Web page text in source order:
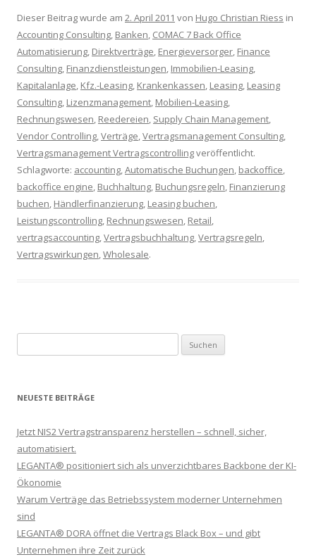
Dieser Beitrag wurde am 2. April 2011 von Hugo Christian Riess in
Accounting Consulting, Banken, COMAC 7 Back Office
Automatisierung, Direktverträge, Energieversorger, Finance
Consulting, Finanzdienstleistungen, Immobilien-Leasing,
Kapitalanlage, Kfz.-Leasing, Krankenkassen, Leasing, Leasing
Consulting, Lizenzmanagement, Mobilien-Leasing,
Rechnungswesen, Reedereien, Supply Chain Management,
Vendor Controlling,Verträge,Vertragsmanagement Consulting,
Vertragsmanagement Vertragscontrollingveröffentlicht.
Schlagworte: accounting,Automatische Buchungen, backoffice,
backoffice engine, Buchhaltung, Buchungsregeln, Finanzierung
buchen, Händlerfinanzierung, Leasing buchen,
Leistungscontrolling, Rechnungswesen, Retail,
vertragsaccounting,Vertragsbuchhaltung,Vertragsregeln,
Vertragswirkungen,Wholesale.
NEUESTE BEITRÄGE
Jetzt NIS2 Vertragstransparenz herstellen – schnell, sicher,
automatisiert.
LEGANTA® positioniert sich als unverzichtbares Backbone der KI-
Ökonomie
Warum Verträge das Betriebssystem moderner Unternehmen
sind
LEGANTA® DORA öffnet die Vertrags Black Box – und gibt
Unternehmen ihre Zeit zurück